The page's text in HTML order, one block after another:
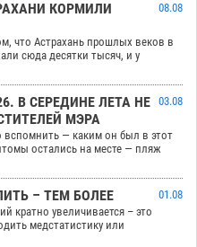
КОРМИЛИ
08.08
что Астрахань прошлых веков в
сюда десятки тысяч, и у
В СЕРЕДИНЕ ЛЕТА НЕ
МЭРА
03.08
вспомнить — каким он был в этот
остались на месте — пляж
– ТЕМ БОЛЕЕ
01.08
кратно увеличивается – это
медстатистику или